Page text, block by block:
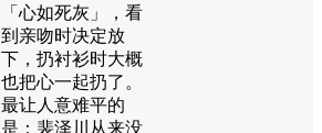
「心如死灰」，看
到亲吻时决定放
下，扔衬衫时大概
也把心一起扔了。
最让人意难平的
是：裴泽川从来没